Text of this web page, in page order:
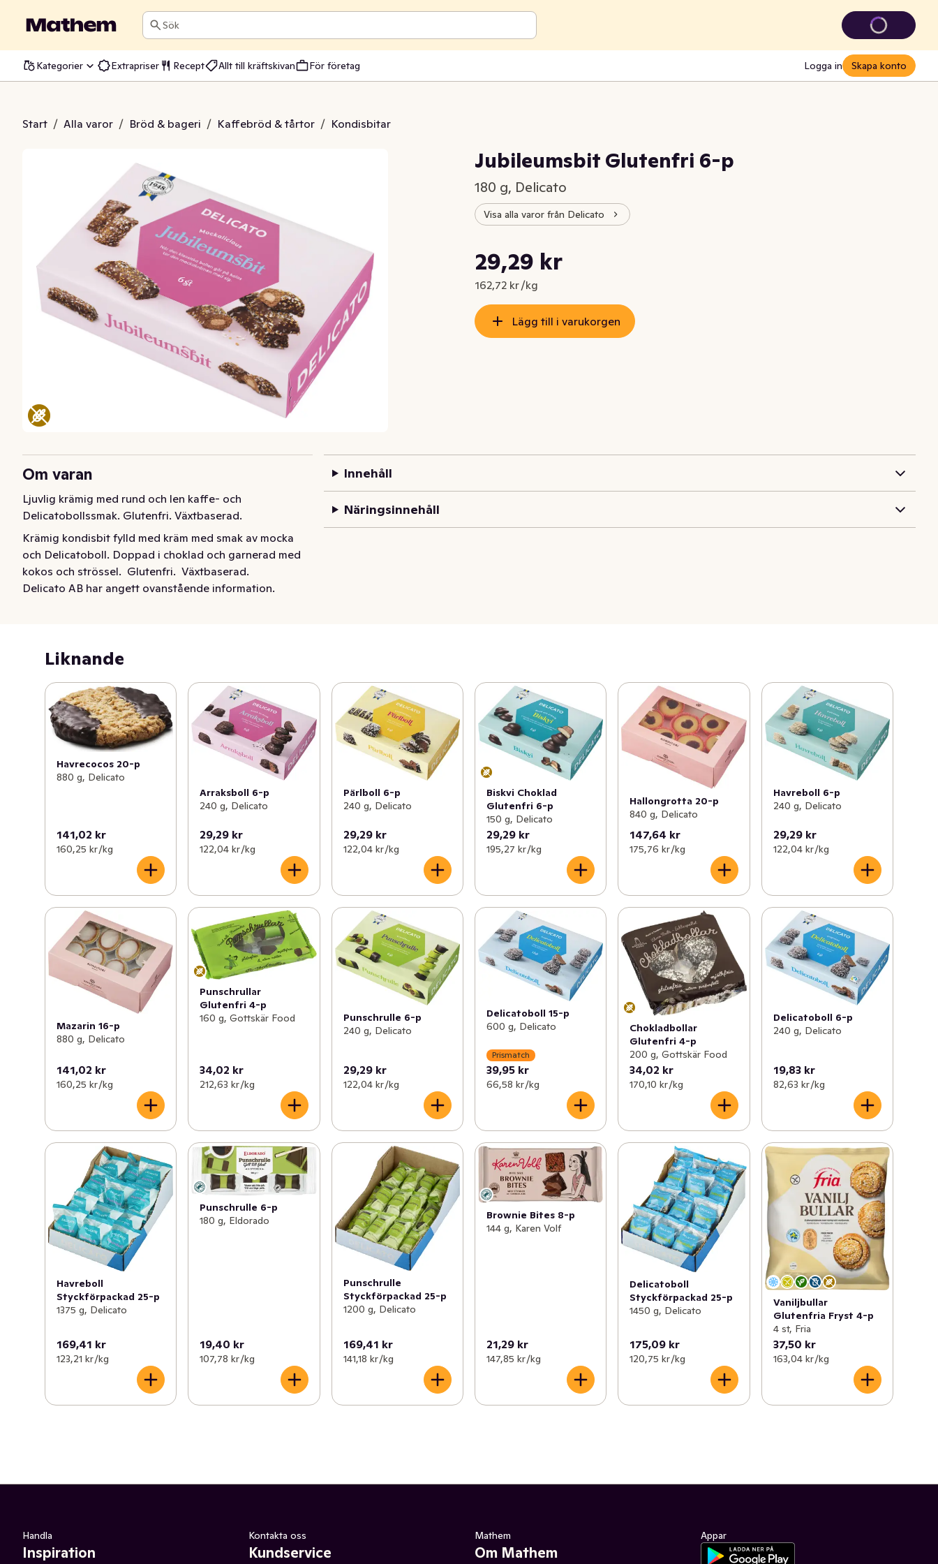
Sök
Kategorier Extrapriser Recept Allt till kräftskivan För företag Logga in Skapa konto
Start / Alla varor / Bröd & bageri / Kaffebröd & tårtor / Kondisbitar
Glutenfri 6-p
Jubileumsbit Glutenfri 6-p
180 g, Delicato
Visa alla varor från Delicato
Nuvarande pris är: 29,29 kr
29,29 kr
162,72 kr /kg
Styckpris: 162,72 kr /kg
Lägg till i varukorgen
Om varan
Ljuvlig krämig med rund och len kaffe- och
Delicatobollssmak. Glutenfri. Växtbaserad.
Krämig kondisbit fylld med kräm med smak av mocka
och Delicatoboll. Doppad i choklad och garnerad med
kokos och strössel.  Glutenfri.  Växtbaserad.
Delicato AB har angett ovanstående information.
Innehåll
Näringsinnehåll
Liknande
Havrecocos 20-p
880 g, Delicato
141,02 kr
160,25 kr /kg
Arraksboll 6-p
240 g, Delicato
29,29 kr
122,04 kr /kg
Pärlboll 6-p
240 g, Delicato
29,29 kr
122,04 kr /kg
Biskvi Choklad
Glutenfri 6-p
150 g, Delicato
29,29 kr
195,27 kr /kg
Hallongrotta 20-p
840 g, Delicato
147,64 kr
175,76 kr /kg
Havreboll 6-p
240 g, Delicato
29,29 kr
122,04 kr /kg
Mazarin 16-p
880 g, Delicato
141,02 kr
160,25 kr /kg
Punschrullar
Glutenfri 4-p
160 g, Gottskär Food
34,02 kr
212,63 kr /kg
Punschrulle 6-p
240 g, Delicato
29,29 kr
122,04 kr /kg
Delicatoboll 15-p
600 g, Delicato
Prismatch
39,95 kr
66,58 kr /kg
Chokladbollar
Glutenfri 4-p
200 g, Gottskär Food
34,02 kr
170,10 kr /kg
Delicatoboll 6-p
240 g, Delicato
19,83 kr
82,63 kr /kg
Havreboll
Styckförpackad 25-p
1375 g, Delicato
169,41 kr
123,21 kr /kg
Punschrulle 6-p
180 g, Eldorado
19,40 kr
107,78 kr /kg
Punschrulle
Styckförpackad 25-p
1200 g, Delicato
169,41 kr
141,18 kr /kg
Brownie Bites 8-p
144 g, Karen Volf
21,29 kr
147,85 kr /kg
Delicatoboll
Styckförpackad 25-p
1450 g, Delicato
175,09 kr
120,75 kr /kg
Vaniljbullar
Glutenfria Fryst 4-p
4 st, Fria
37,50 kr
163,04 kr /kg
Handla
Inspiration
Kontakta oss
Kundservice
Mathem
Om Mathem
Appar